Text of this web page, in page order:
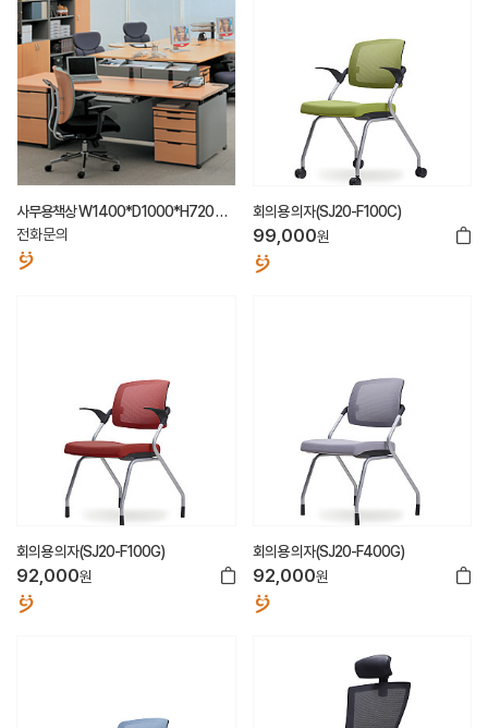
사무용책상 W1400*D1000*H720 제
작가능
전화문의
회의용 의자(SJ20-F100C)
99,000원
회의용 의자(SJ20-F100G)
92,000원
회의용 의자(SJ20-F400G)
92,000원